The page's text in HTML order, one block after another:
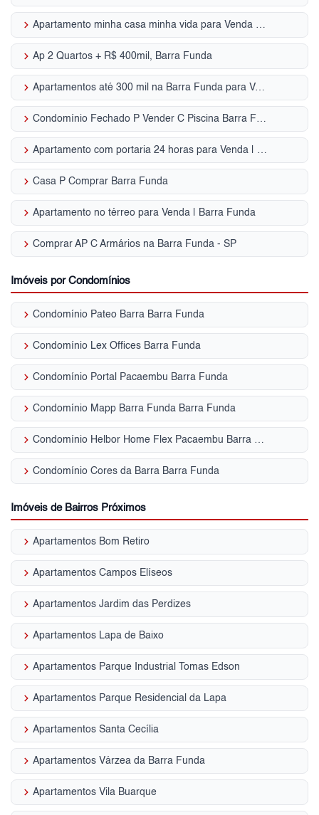
keyboard_arrow_right
Apartamento minha casa minha vida para Venda | Barra Funda
keyboard_arrow_right Ap 2 Quartos + R$ 400mil, Barra Funda
keyboard_arrow_right Apartamentos até 300 mil na Barra Funda para Venda, Zona Oeste, SP
keyboard_arrow_right Condomínio Fechado P Vender C Piscina Barra Funda - SP
keyboard_arrow_right Apartamento com portaria 24 horas para Venda | Barra Funda
keyboard_arrow_right Casa P Comprar Barra Funda
keyboard_arrow_right Apartamento no térreo para Venda | Barra Funda
keyboard_arrow_right Comprar AP C Armários na Barra Funda - SP
Imóveis por Condomínios
keyboard_arrow_right Condomínio Pateo Barra Barra Funda
keyboard_arrow_right Condomínio Lex Offices Barra Funda
keyboard_arrow_right Condomínio Portal Pacaembu Barra Funda
keyboard_arrow_right Condomínio Mapp Barra Funda Barra Funda
keyboard_arrow_right Condomínio Helbor Home Flex Pacaembu Barra Funda
keyboard_arrow_right Condomínio Cores da Barra Barra Funda
Imóveis de Bairros Próximos
keyboard_arrow_right Apartamentos Bom Retiro
keyboard_arrow_right Apartamentos Campos Elíseos
keyboard_arrow_right Apartamentos Jardim das Perdizes
keyboard_arrow_right Apartamentos Lapa de Baixo
keyboard_arrow_right Apartamentos Parque Industrial Tomas Edson
keyboard_arrow_right Apartamentos Parque Residencial da Lapa
keyboard_arrow_right Apartamentos Santa Cecília
keyboard_arrow_right Apartamentos Várzea da Barra Funda
keyboard_arrow_right Apartamentos Vila Buarque